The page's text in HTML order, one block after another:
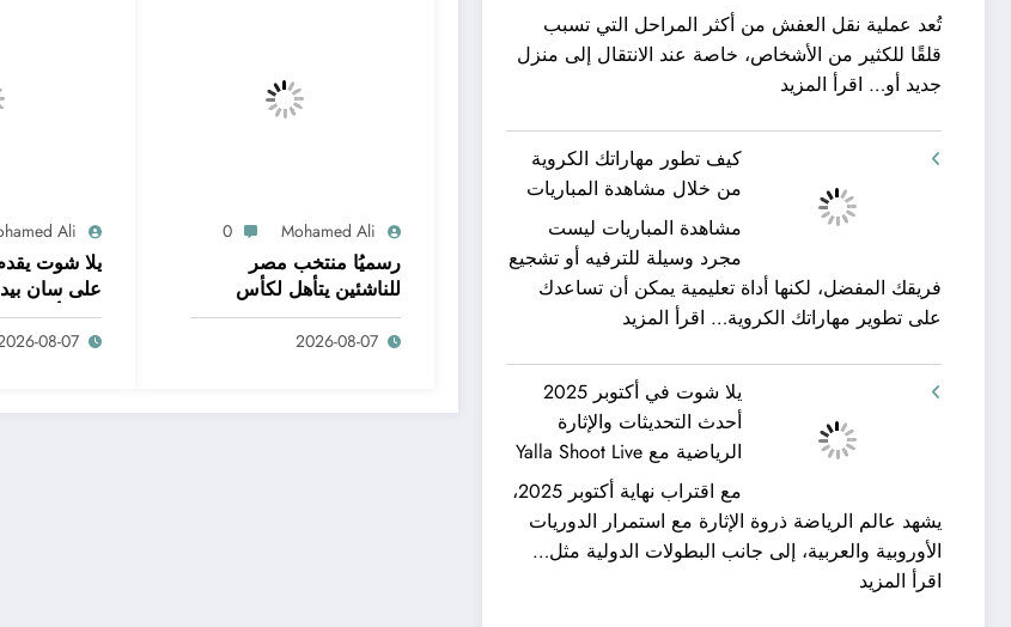
السياحة
في
نيلية
–
سحر
البحر
وجمال
مع
شركة
جلوبال
ألفا
ترافيل
تُعد عملية نقل العفش من أكثر المراحل التي تسبب
قلقًا للكثير من الأشخاص، خاصة عند الانتقال إلى منزل
جديد أو… اقرأ المزيد
الخليج
العفش
تعرف
كيف
الحصول
خدمات
عفش
مريحة
وخالية
كيف تطور مهاراتك الكروية
من خلال مشاهدة المباريات
مشاهدة المباريات ليست
مجرد وسيلة للترفيه أو تشجيع
فريقك المفضل، لكنها أداة تعليمية يمكن أن تساعدك
على تطوير مهاراتك الكروية… اقرأ المزيد
مهاراتك
الكروية
من
خلال
مشاهدة
المباريات
يلا شوت في أكتوبر 2025
أحدث التحديثات والإثارة
الرياضية مع Yalla Shoot Live
مع اقتراب نهاية أكتوبر 2025،
يشهد عالم الرياضة ذروة الإثارة مع استمرار الدوريات
الأوروبية والعربية، إلى جانب البطولات الدولية مثل…
اقرأ المزيد
Mohamed Ali
0
رسميُا منتخب مصر
للناشئين يتأهل لكأس
العالم .. وإصابة
2026-08-07
Ali
يلا شوت
على سان
🔥 وتألق
08-07